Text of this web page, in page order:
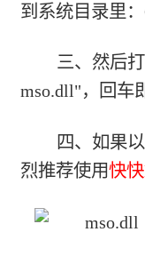
到系统目录里
三、然后
mso.dll"，回车
四、如果
烈推荐使用快